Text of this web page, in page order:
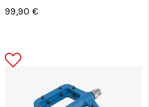
99,90 €